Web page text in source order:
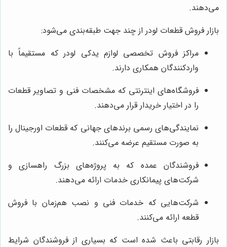
می‌دهند.
بازار فروش قطعات لودر از چند جهت طبقه‌بندی می‌شود:
مراکز فروش تخصصی لوازم یدکی لودر که مستقیماً با
واردکنندگان همکاری دارند.
فروشگاه‌های اینترنتی که مشخصات فنی و تصاویر قطعات
را در اختیار خریدار قرار می‌دهند.
نمایندگی‌های رسمی برندهای جهانی که قطعات اورجینال را
به صورت مستقیم عرضه می‌کنند.
فروشندگان عمده که به پروژه‌های بزرگ راهسازی و
شرکت‌های پیمانکاری خدمات ارائه می‌دهند.
شرکت‌هایی که خدمات فنی و نصب هم‌زمان با فروش
قطعه ارائه می‌کنند.
بازار رقابتی باعث شده است که بسیاری از فروشندگان شرایط